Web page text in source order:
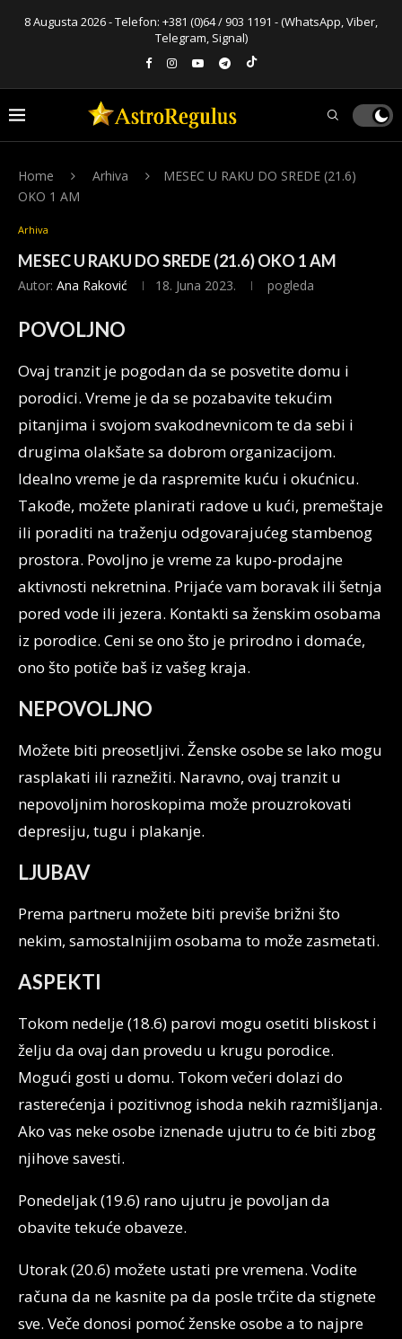
8 Augusta 2026 - Telefon: +381 (0)64 / 903 1191 - (WhatsApp, Viber,
Telegram, Signal)
Home Arhiva
MESEC U RAKU DO SREDE (21.6)
OKO 1 AM
Arhiva
MESEC U RAKU DO SREDE (21.6) OKO 1 AM
Autor: Ana Raković 18. Juna 2023. pogleda
POVOLJNO
Ovaj tranzit je pogodan da se posvetite domu i
porodici. Vreme je da se pozabavite tekućim
pitanjima i svojom svakodnevnicom te da sebi i
drugima olakšate sa dobrom organizacijom.
Idealno vreme je da raspremite kuću i okućnicu.
Takođe, možete planirati radove u kući, premeštaje
ili poraditi na traženju odgovarajućeg stambenog
prostora. Povoljno je vreme za kupo-prodajne
aktivnosti nekretnina. Prijaće vam boravak ili šetnja
pored vode ili jezera. Kontakti sa ženskim osobama
iz porodice. Ceni se ono što je prirodno i domaće,
ono što potiče baš iz vašeg kraja.
NEPOVOLJNO
Možete biti preosetljivi. Ženske osobe se lako mogu
rasplakati ili raznežiti. Naravno, ovaj tranzit u
nepovoljnim horoskopima može prouzrokovati
depresiju, tugu i plakanje.
LJUBAV
Prema partneru možete biti previše brižni što
nekim, samostalnijim osobama to može zasmetati.
ASPEKTI
Tokom nedelje (18.6) parovi mogu osetiti bliskost i
želju da ovaj dan provedu u krugu porodice.
Mogući gosti u domu. Tokom večeri dolazi do
rasterećenja i pozitivnog ishoda nekih razmišljanja.
Ako vas neke osobe iznenade ujutru to će biti zbog
njihove savesti.
Ponedeljak (19.6) rano ujutru je povoljan da
obavite tekuće obaveze.
Utorak (20.6) možete ustati pre vremena. Vodite
računa da ne kasnite pa da posle trčite da stignete
sve. Veče donosi pomoć ženske osobe a to najpre